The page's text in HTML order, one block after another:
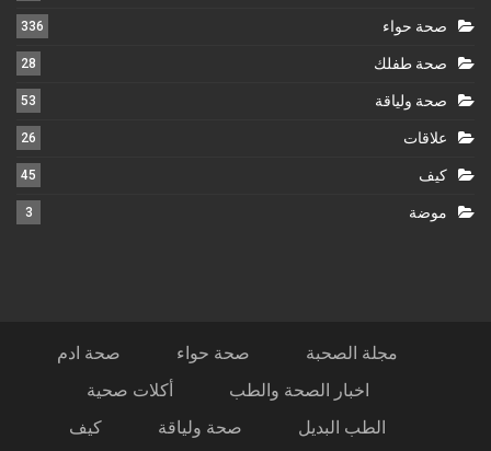
صحة حواء 336
صحة طفلك 28
صحة ولياقة 53
علاقات 26
كيف 45
موضة 3
مجلة الصحبة صحة حواء
صحة ادم
اخبار الصحة والطب
أكلات صحية
الطب البديل
صحة ولياقة
كيف